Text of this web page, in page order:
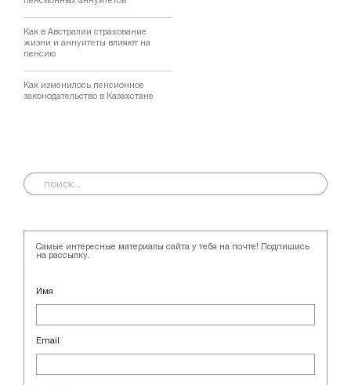
Как в Австралии страхование
жизни и аннуитеты влияют на
пенсию
Как изменилось пенсионное
законодательство в Казахстане
Самые интересные материалы сайта у тебя на почте! Подпишись
на рассылку.
Имя
Email